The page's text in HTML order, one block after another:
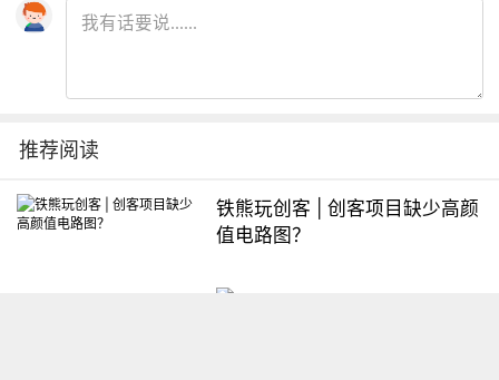
推荐阅读
铁熊玩创客 | 创客项目缺少高颜
值电路图？